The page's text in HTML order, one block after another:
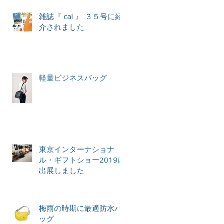
雑誌『 cal 』 ３５号に紹
介されました
軽量ビジネスバッグ
東京インターナショナ
ル・ギフトショー2019に
出展しました
梅雨の時期に最適防水バ
ッグ